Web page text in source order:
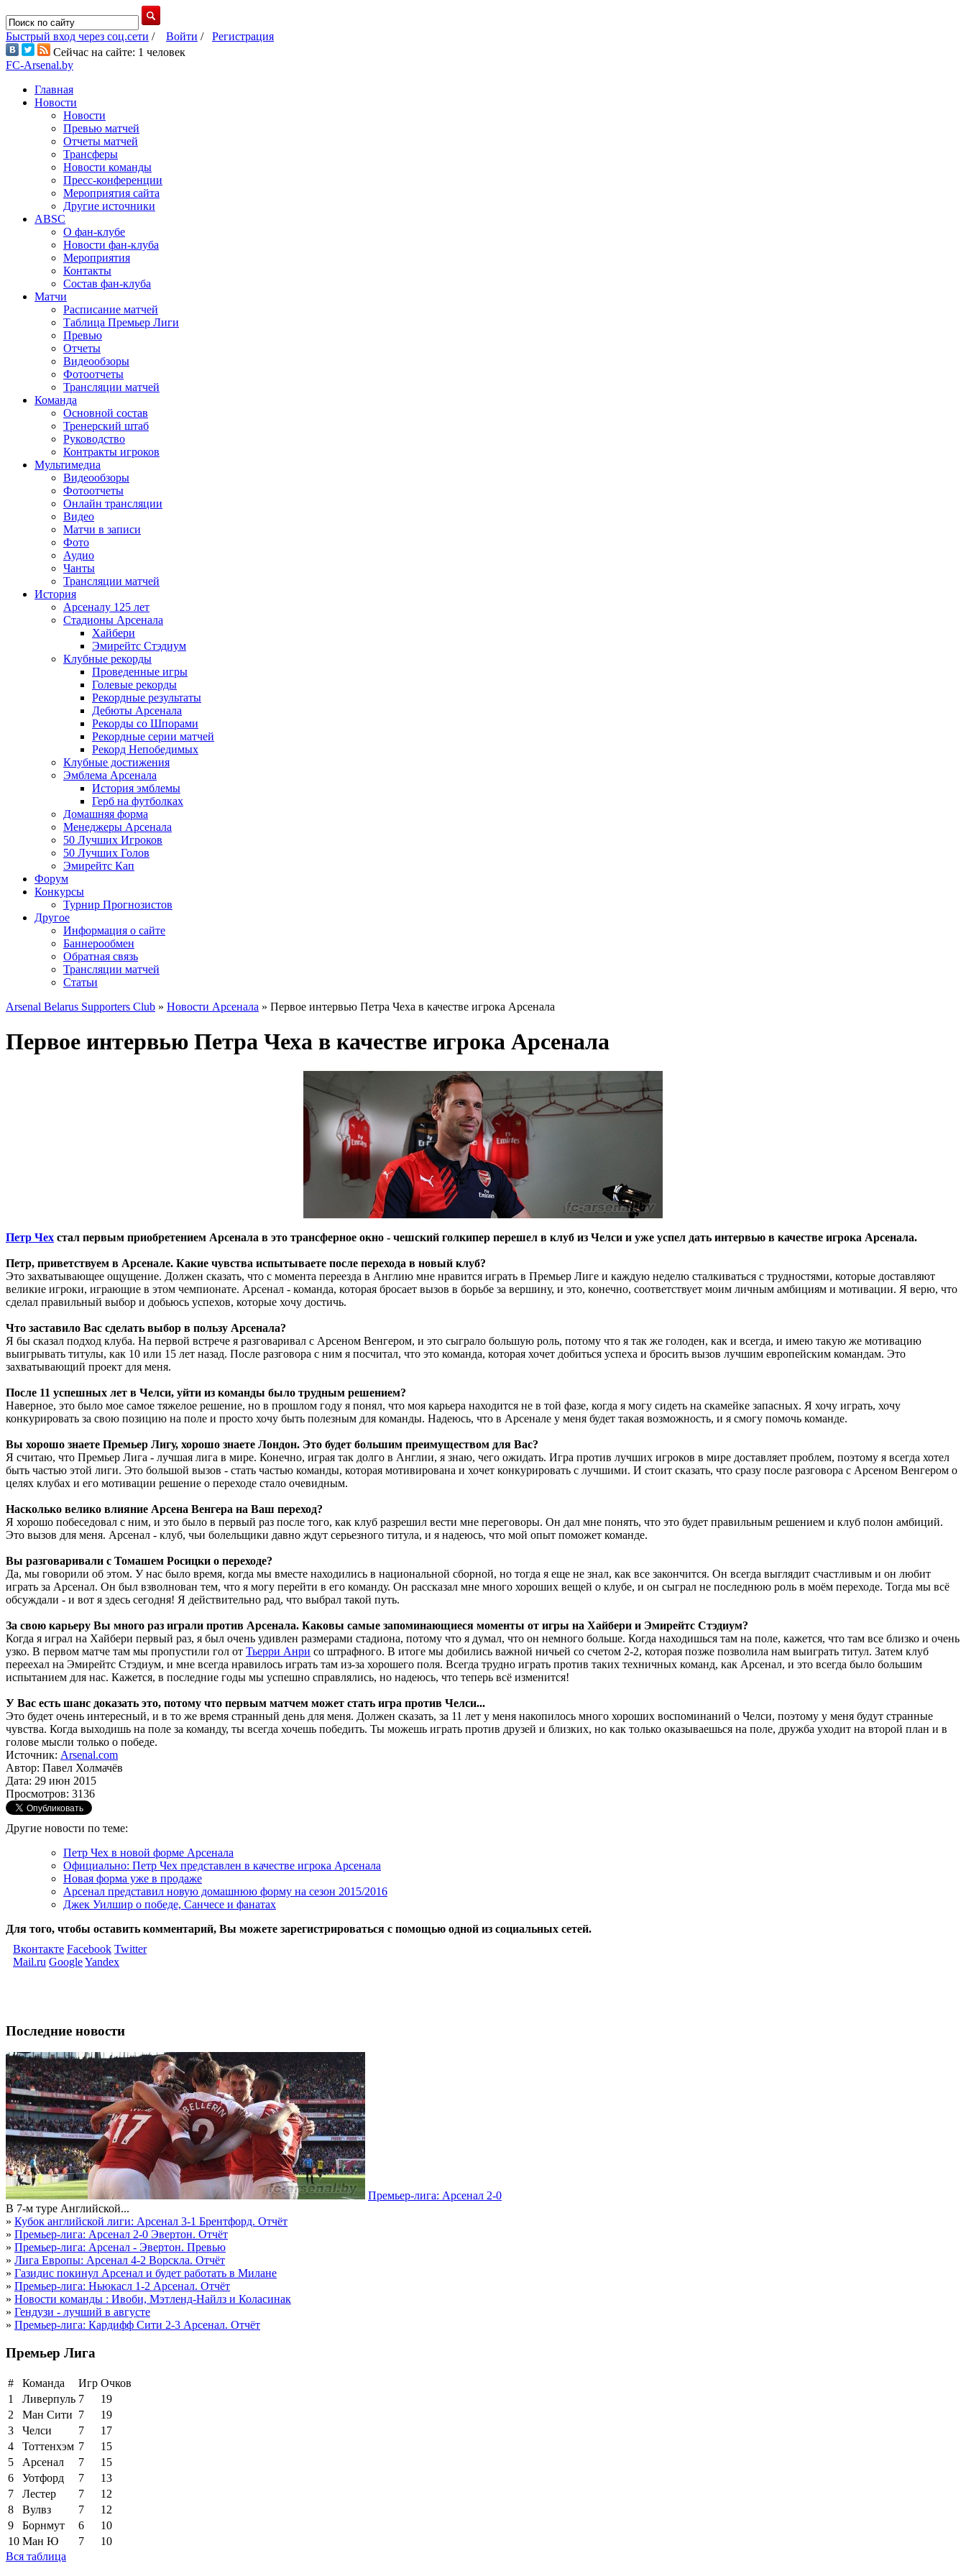
Быстрый вход через соц.сети / Войти / Регистрация
Сейчас на сайте: 1 человек
FC-Arsenal.by
Главная
Новости
Новости
Превью матчей
Отчеты матчей
Трансферы
Новости команды
Пресс-конференции
Мероприятия сайта
Другие источники
ABSC
О фан-клубе
Новости фан-клуба
Мероприятия
Контакты
Состав фан-клуба
Матчи
Расписание матчей
Таблица Премьер Лиги
Превью
Отчеты
Видеообзоры
Фотоотчеты
Трансляции матчей
Команда
Основной состав
Тренерский штаб
Руководство
Контракты игроков
Мультимедиа
Видеообзоры
Фотоотчеты
Онлайн трансляции
Видео
Матчи в записи
Фото
Аудио
Чанты
Трансляции матчей
История
Арсеналу 125 лет
Стадионы Арсенала
Хайбери
Эмирейтс Стэдиум
Клубные рекорды
Проведенные игры
Голевые рекорды
Рекордные результаты
Дебюты Арсенала
Рекорды со Шпорами
Рекордные серии матчей
Рекорд Непобедимых
Клубные достижения
Эмблема Арсенала
История эмблемы
Герб на футболках
Домашняя форма
Менеджеры Арсенала
50 Лучших Игроков
50 Лучших Голов
Эмирейтс Кап
Форум
Конкурсы
Турнир Прогнозистов
Другое
Информация о сайте
Баннерообмен
Обратная связь
Трансляции матчей
Статьи
Arsenal Belarus Supporters Club » Новости Арсенала » Первое интервью Петра Чеха в качестве игрока Арсенала
Первое интервью Петра Чеха в качестве игрока Арсенала
Петр Чех стал первым приобретением Арсенала в это трансферное окно - чешский голкипер перешел в клуб из Челси и уже успел дать интервью в качестве игрока Арсенала.
Петр, приветствуем в Арсенале. Какие чувства испытываете после перехода в новый клуб?
Это захватывающее ощущение. Должен сказать, что с момента переезда в Англию мне нравится играть в Премьер Лиге и каждую неделю сталкиваться с трудностями, которые доставляют
великие игроки, играющие в этом чемпионате. Арсенал - команда, которая бросает вызов в борьбе за вершину, и это, конечно, соответствует моим личным амбициям и мотивации. Я верю, что
сделал правильный выбор и добьюсь успехов, которые хочу достичь.
Что заставило Вас сделать выбор в пользу Арсенала?
Я бы сказал подход клуба. На первой встрече я разговаривал с Арсеном Венгером, и это сыграло большую роль, потому что я так же голоден, как и всегда, и имею такую же мотивацию
выигрывать титулы, как 10 или 15 лет назад. После разговора с ним я посчитал, что это команда, которая хочет добиться успеха и бросить вызов лучшим европейским командам. Это
захватывающий проект для меня.
После 11 успешных лет в Челси, уйти из команды было трудным решением?
Наверное, это было мое самое тяжелое решение, но в прошлом году я понял, что моя карьера находится не в той фазе, когда я могу сидеть на скамейке запасных. Я хочу играть, хочу
конкурировать за свою позицию на поле и просто хочу быть полезным для команды. Надеюсь, что в Арсенале у меня будет такая возможность, и я смогу помочь команде.
Вы хорошо знаете Премьер Лигу, хорошо знаете Лондон. Это будет большим преимуществом для Вас?
Я считаю, что Премьер Лига - лучшая лига в мире. Конечно, играя так долго в Англии, я знаю, чего ожидать. Игра против лучших игроков в мире доставляет проблем, поэтому я всегда хотел
быть частью этой лиги. Это большой вызов - стать частью команды, которая мотивирована и хочет конкурировать с лучшими. И стоит сказать, что сразу после разговора с Арсеном Венгером о
целях клубах и его мотивации решение о переходе стало очевидным.
Насколько велико влияние Арсена Венгера на Ваш переход?
Я хорошо побеседовал с ним, и это было в первый раз после того, как клуб разрешил вести мне переговоры. Он дал мне понять, что это будет правильным решением и клуб полон амбиций.
Это вызов для меня. Арсенал - клуб, чьи болельщики давно ждут серьезного титула, и я надеюсь, что мой опыт поможет команде.
Вы разговаривали с Томашем Росицки о переходе?
Да, мы говорили об этом. У нас было время, когда мы вместе находились в национальной сборной, но тогда я еще не знал, как все закончится. Он всегда выглядит счастливым и он любит
играть за Арсенал. Он был взволнован тем, что я могу перейти в его команду. Он рассказал мне много хороших вещей о клубе, и он сыграл не последнюю роль в моём переходе. Тогда мы всё
обсуждали - и вот я здесь сегодня! Я действительно рад, что выбрал такой путь.
За свою карьеру Вы много раз играли против Арсенала. Каковы самые запоминающиеся моменты от игры на Хайбери и Эмирейтс Стэдиум?
Когда я играл на Хайбери первый раз, я был очень удивлен размерами стадиона, потому что я думал, что он немного больше. Когда находишься там на поле, кажется, что там все близко и очень
узко. В первом матче там мы пропустили гол от Тьерри Анри со штрафного. В итоге мы добились важной ничьей со счетом 2-2, которая позже позволила нам выиграть титул. Затем клуб
переехал на Эмирейтс Стэдиум, и мне всегда нравилось играть там из-за хорошего поля. Всегда трудно играть против таких техничных команд, как Арсенал, и это всегда было большим
испытанием для нас. Кажется, в последние годы мы успешно справлялись, но надеюсь, что теперь всё изменится!
У Вас есть шанс доказать это, потому что первым матчем может стать игра против Челси...
Это будет очень интересный, и в то же время странный день для меня. Должен сказать, за 11 лет у меня накопилось много хороших воспоминаний о Челси, поэтому у меня будут странные
чувства. Когда выходишь на поле за команду, ты всегда хочешь победить. Ты можешь играть против друзей и близких, но как только оказываешься на поле, дружба уходит на второй план и в
голове мысли только о победе.
Источник: Arsenal.com
Автор: Павел Холмачёв
Дата: 29 июн 2015
Просмотров: 3136
Другие новости по теме:
Петр Чех в новой форме Арсенала
Официально: Петр Чех представлен в качестве игрока Арсенала
Новая форма уже в продаже
Арсенал представил новую домашнюю форму на сезон 2015/2016
Джек Уилшир о победе, Санчесе и фанатах
Для того, чтобы оставить комментарий, Вы можете зарегистрироваться с помощью одной из социальных сетей.
Вконтакте Facebook Twitter
Mail.ru GoogleYandex
Последние новости
Премьер-лига: Арсенал 2-0
В 7-м туре Английской...
» Кубок английской лиги: Арсенал 3-1 Брентфорд. Отчёт
» Премьер-лига: Арсенал 2-0 Эвертон. Отчёт
» Премьер-лига: Арсенал - Эвертон. Превью
» Лига Европы: Арсенал 4-2 Ворскла. Отчёт
» Газидис покинул Арсенал и будет работать в Милане
» Премьер-лига: Ньюкасл 1-2 Арсенал. Отчёт
» Новости команды : Ивоби, Мэтленд-Найлз и Коласинак
» Гендузи - лучший в августе
» Премьер-лига: Кардифф Сити 2-3 Арсенал. Отчёт
Премьер Лига
# Команда Игр Очков
1
Ливерпуль 7
19
2
Ман Сити 7
19
3
Челси 7
17
4
Тоттенхэм 7
15
5
Арсенал 7
15
6
Уотфорд 7
13
7
Лестер 7
12
8
Вулвз 7
12
9
Борнмут 6
10
10 Ман Ю 7
10
Вся таблица